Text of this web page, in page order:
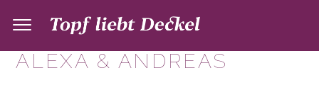
ALEXA & ANDREAS